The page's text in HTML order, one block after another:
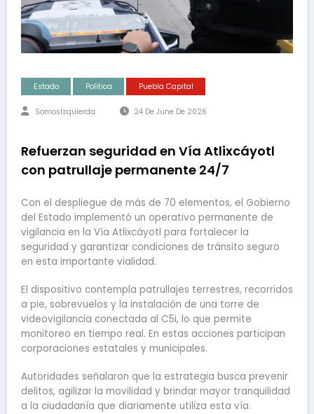
Estado Politica Puebla Capital
SomosIzquierda 24 De June De 2026
Refuerzan seguridad en Vía Atlixcáyotl
con patrullaje permanente 24/7
Con el despliegue de más de 70 elementos, el Gobierno
del Estado implementó un operativo permanente de
vigilancia en la Vía Atlixcáyotl para fortalecer la
seguridad y garantizar condiciones de tránsito seguro
en esta importante vialidad.
El dispositivo contempla patrullajes terrestres, recorridos
a pie, sobrevuelos y la instalación de una torre de
videovigilancia conectada al C5i, lo que permite
monitoreo en tiempo real. En estas acciones participan
corporaciones estatales y municipales.
Autoridades señalaron que la estrategia busca prevenir
delitos, agilizar la movilidad y brindar mayor tranquilidad
a la ciudadanía que diariamente utiliza esta vía.